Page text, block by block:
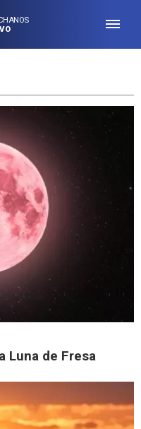
Luna de Fresa